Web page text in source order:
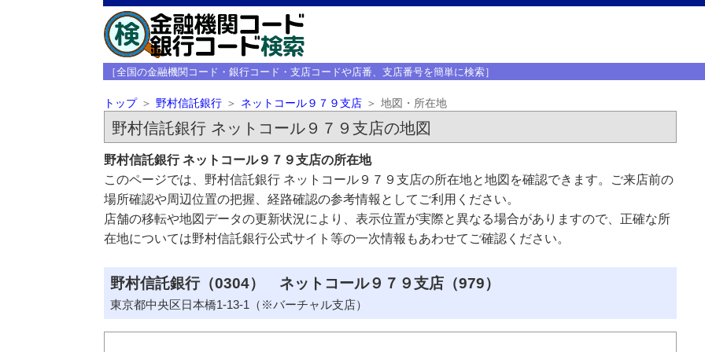
［全国の金融機関コード・銀行コード・支店コードや店番、支店番号を簡単に検索］
トップ 野村信託銀行 ネットコール９７９支店 地図・所在地
野村信託銀行 ネットコール９７９支店の地図
野村信託銀行 ネットコール９７９支店の所在地
このページでは、野村信託銀行 ネットコール９７９支店の所在地と地図を確認できます。ご来店前の
場所確認や周辺位置の把握、経路確認の参考情報としてご利用ください。
店舗の移転や地図データの更新状況により、表示位置が実際と異なる場合がありますので、正確な所
在地については野村信託銀行公式サイト等の一次情報もあわせてご確認ください。
野村信託銀行（0304） ネットコール９７９支店（979）
東京都中央区日本橋1-13-1（※バーチャル支店）